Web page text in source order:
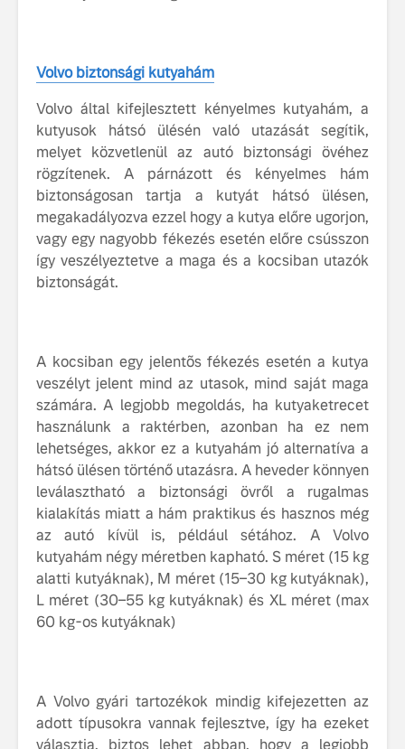
Volvo biztonsági kutyahám
Volvo által kifejlesztett kényelmes kutyahám, a
kutyusok hátsó ülésén való utazását segítik,
melyet közvetlenül az autó biztonsági övéhez
rögzítenek. A párnázott és kényelmes hám
biztonságosan tartja a kutyát hátsó ülésen,
megakadályozva ezzel hogy a kutya előre ugorjon,
vagy egy nagyobb fékezés esetén előre csússzon
így veszélyeztetve a maga és a kocsiban utazók
biztonságát.
A kocsiban egy jelentõs fékezés esetén a kutya
veszélyt jelent mind az utasok, mind saját maga
számára. A legjobb megoldás, ha kutyaketrecet
használunk a raktérben, azonban ha ez nem
lehetséges, akkor ez a kutyahám jó alternatíva a
hátsó ülésen történő utazásra. A heveder könnyen
leválasztható a biztonsági övről a rugalmas
kialakítás miatt a hám praktikus és hasznos még
az autó kívül is, például sétához. A Volvo
kutyahám négy méretben kapható. S méret (15 kg
alatti kutyáknak), M méret (15–30 kg kutyáknak),
L méret (30–55 kg kutyáknak) és XL méret (max
60 kg-os kutyáknak)
A Volvo gyári tartozékok mindig kifejezetten az
adott típusokra vannak fejlesztve, így ha ezeket